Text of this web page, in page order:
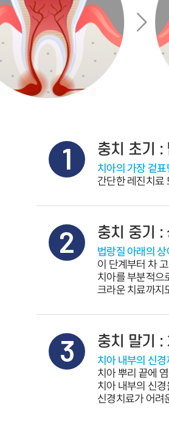
간단한 레진치료
이 단계부터 차
치아를 부분적으
크라운 치료까지
치아 뿌리 끝에
치아 내부의 신
신경치료가 어려